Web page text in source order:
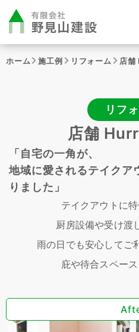
ホーム 施工例 リフォーム 店
リフ
店舗
「自宅の一角が、
地域に愛されるテイクア
りました」
テイクアウトに特
厨房設備や受け渡
雨の日でも安心してご
庇や待合スペース